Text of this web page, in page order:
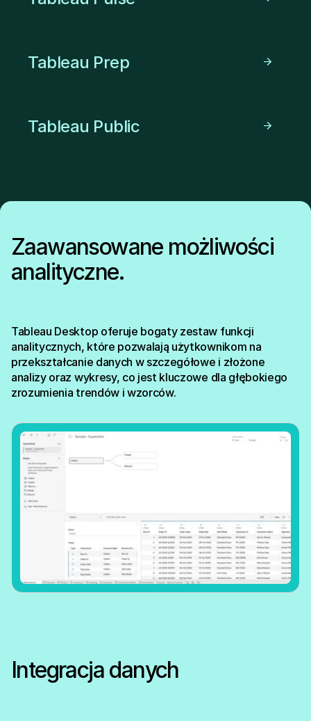
Tableau Prep
Tableau Public
Zaawansowane możliwości
analityczne.
Tableau Desktop oferuje bogaty zestaw funkcji
analitycznych, które pozwalają użytkownikom na
przekształcanie danych w szczegółowe i złożone
analizy oraz wykresy, co jest kluczowe dla głębokiego
zrozumienia trendów i wzorców.
Integracja danych